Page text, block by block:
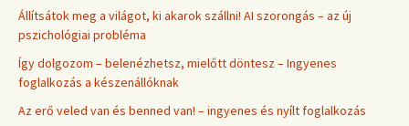
Állítsátok meg a világot, ki akarok szállni! AI szorongás – az új
pszichológiai probléma
Így dolgozom – belenézhetsz, mielőtt döntesz – Ingyenes
foglalkozás a készenállóknak
Az erő veled van és benned van! – ingyenes és nyílt foglalkozás